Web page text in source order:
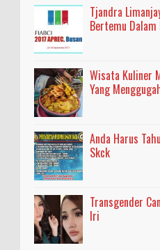
Tjandra
Bertemu
Wisata Kuliner
Yang
Anda Harus
Skck
Transgender
Iri